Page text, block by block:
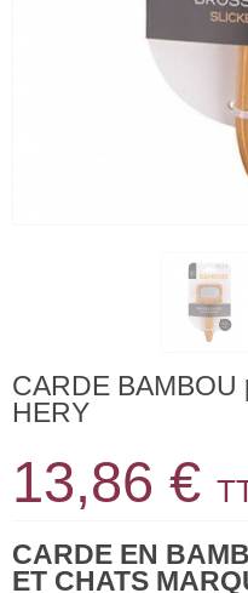
CARDE
HERY
13,86 €
CARDE EN
ET CHATS